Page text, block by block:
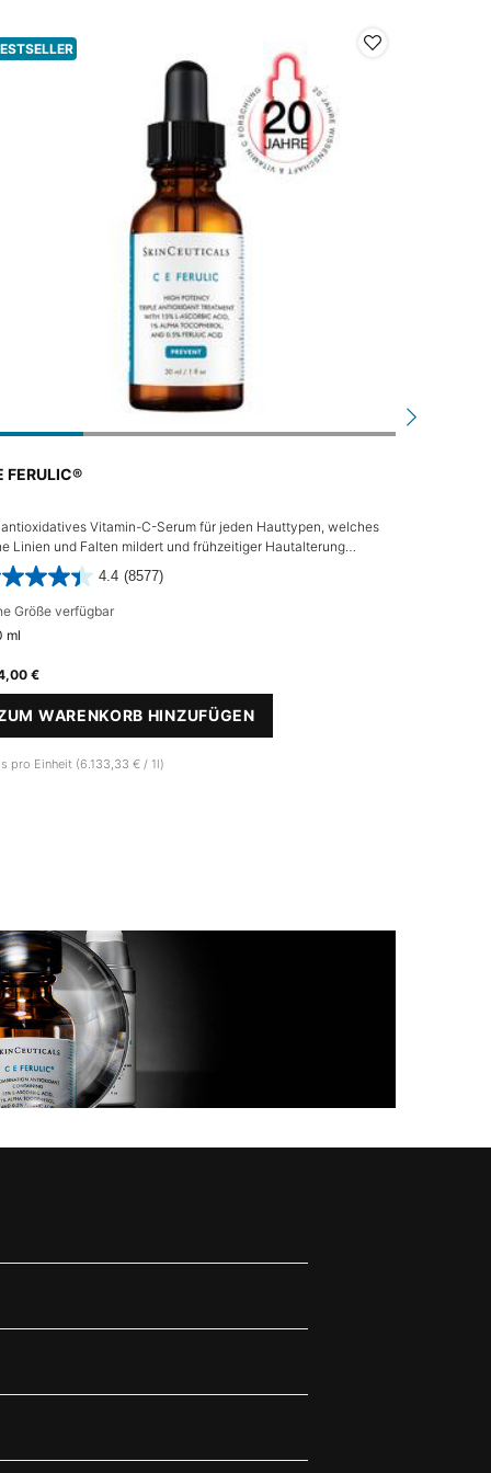
FERULIC®
antioxidatives Vitamin-C-Serum für jeden Hauttypen, welches
Linien und Falten mildert und frühzeitiger Hautalterung
4.4 (8577)
Größe verfügbar
ml
€
WARENKORB HINZUFÜGEN
C E FERULIC®
pro Einheit (6.133,33 € / 1l)